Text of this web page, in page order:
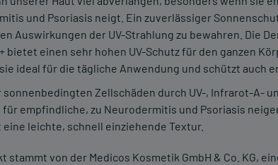
und Psoriasis neigt. Ein zuverlässiger
Auswirkungen der UV-Strahlung zu bewahren. Die
bietet einen sehr hohen UV-Schutz für den ganzen
ideal für die tägliche Anwendung und schützt auch
sonnenbedingten Zellschäden durch UV-, Infrarot-A-
empfindliche, zu Neurodermitis und Psoriasis
leichte, schnell einziehende Textur.
stammt von der Medicos Kosmetik GmbH & Co. KG,